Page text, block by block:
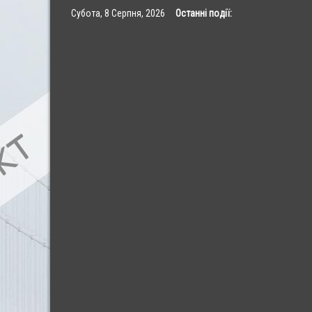
Субота, 8 Серпня, 2026 Останні події: